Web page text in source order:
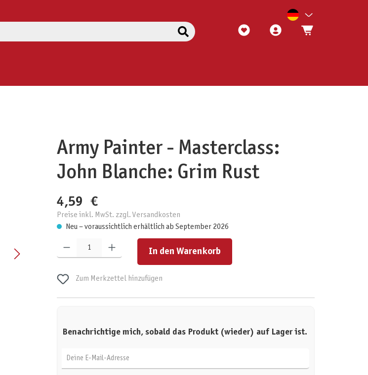
Army Painter - Masterclass:
John Blanche: Grim Rust
4,59 €
Preise inkl. MwSt. zzgl. Versandkosten
Neu – voraussichtlich erhältlich ab September 2026
Produkt Anzahl: Gib den gewünschten Wert ein oder benutze die Schaltflächen um die Anzahl zu erhöhen oder zu reduzieren.
In den Warenkorb
Zum Merkzettel hinzufügen
Benachrichtige mich, sobald das Produkt (wieder) auf Lager ist.